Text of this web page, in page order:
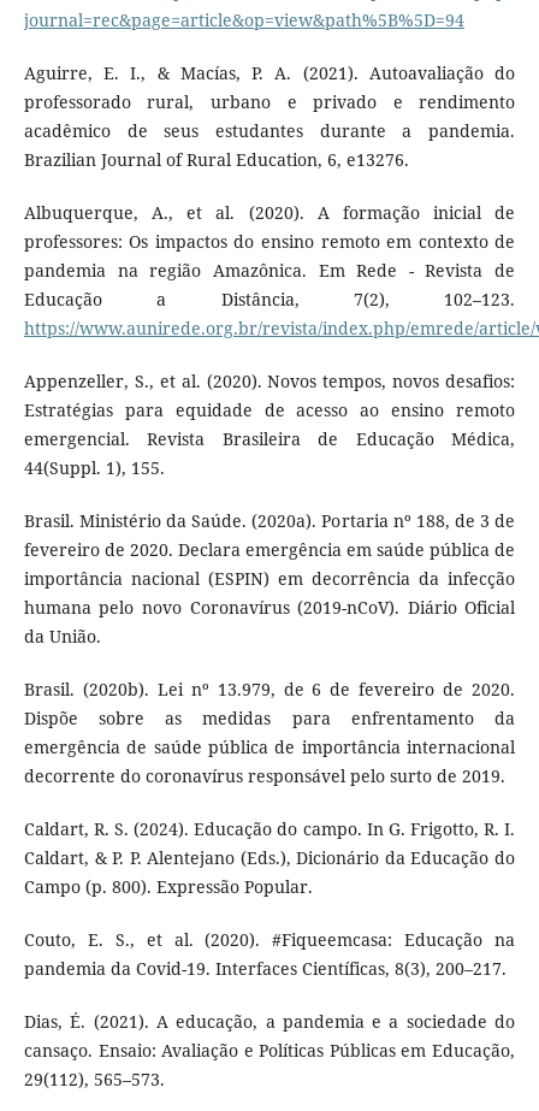
journal=rec&page=article&op=view&path%5B%5D=94
Aguirre, E. I., & Macías, P. A. (2021). Autoavaliação do
professorado rural, urbano e privado e rendimento
acadêmico de seus estudantes durante a pandemia.
Brazilian Journal of Rural Education, 6, e13276.
Albuquerque, A., et al. (2020). A formação inicial de
professores: Os impactos do ensino remoto em contexto de
pandemia na região Amazônica. Em Rede - Revista de
Educação a Distância, 7(2), 102–123.
https://www.aunirede.org.br/revista/index.php/emrede/article/
Appenzeller, S., et al. (2020). Novos tempos, novos desafios:
Estratégias para equidade de acesso ao ensino remoto
emergencial. Revista Brasileira de Educação Médica,
44(Suppl. 1), 155.
Brasil. Ministério da Saúde. (2020a). Portaria nº 188, de 3 de
fevereiro de 2020. Declara emergência em saúde pública de
importância nacional (ESPIN) em decorrência da infecção
humana pelo novo Coronavírus (2019-nCoV). Diário Oficial
da União.
Brasil. (2020b). Lei nº 13.979, de 6 de fevereiro de 2020.
Dispõe sobre as medidas para enfrentamento da
emergência de saúde pública de importância internacional
decorrente do coronavírus responsável pelo surto de 2019.
Caldart, R. S. (2024). Educação do campo. In G. Frigotto, R. I.
Caldart, & P. P. Alentejano (Eds.), Dicionário da Educação do
Campo (p. 800). Expressão Popular.
Couto, E. S., et al. (2020). #Fiqueemcasa: Educação na
pandemia da Covid-19. Interfaces Científicas, 8(3), 200–217.
Dias, É. (2021). A educação, a pandemia e a sociedade do
cansaço. Ensaio: Avaliação e Políticas Públicas em Educação,
29(112), 565–573.